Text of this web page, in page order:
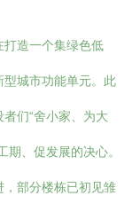
打造一个集绿色低
城市功能单元。此
们“舍小家、为大
、促发展的决心。
部分楼栋已初见雏